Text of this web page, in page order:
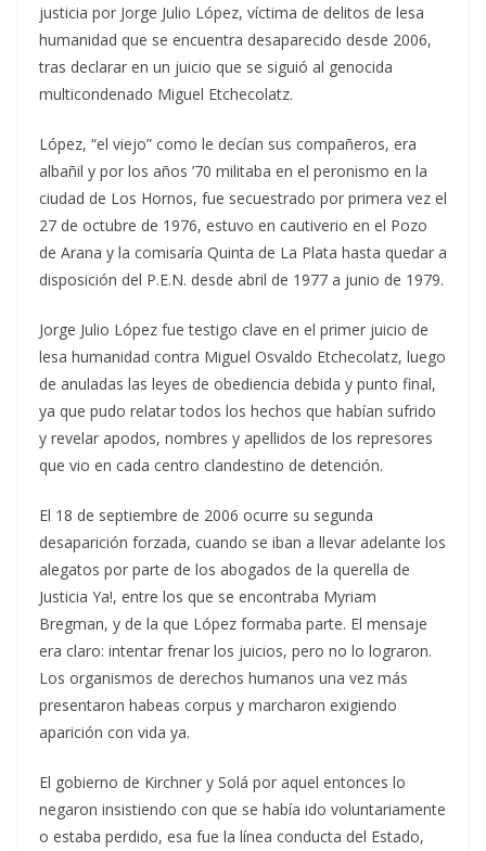
justicia por Jorge Julio López, víctima de delitos de lesa
humanidad que se encuentra desaparecido desde 2006,
tras declarar en un juicio que se siguió al genocida
multicondenado Miguel Etchecolatz.
López, “el viejo” como le decían sus compañeros, era
albañil y por los años ’70 militaba en el peronismo en la
ciudad de Los Hornos, fue secuestrado por primera vez el
27 de octubre de 1976, estuvo en cautiverio en el Pozo
de Arana y la comisaría Quinta de La Plata hasta quedar a
disposición del P.E.N. desde abril de 1977 a junio de 1979.
Jorge Julio López fue testigo clave en el primer juicio de
lesa humanidad contra Miguel Osvaldo Etchecolatz, luego
de anuladas las leyes de obediencia debida y punto final,
ya que pudo relatar todos los hechos que habían sufrido
y revelar apodos, nombres y apellidos de los represores
que vio en cada centro clandestino de detención.
El 18 de septiembre de 2006 ocurre su segunda
desaparición forzada, cuando se iban a llevar adelante los
alegatos por parte de los abogados de la querella de
Justicia Ya!, entre los que se encontraba Myriam
Bregman, y de la que López formaba parte. El mensaje
era claro: intentar frenar los juicios, pero no lo lograron.
Los organismos de derechos humanos una vez más
presentaron habeas corpus y marcharon exigiendo
aparición con vida ya.
El gobierno de Kirchner y Solá por aquel entonces lo
negaron insistiendo con que se había ido voluntariamente
o estaba perdido, esa fue la línea conducta del Estado,